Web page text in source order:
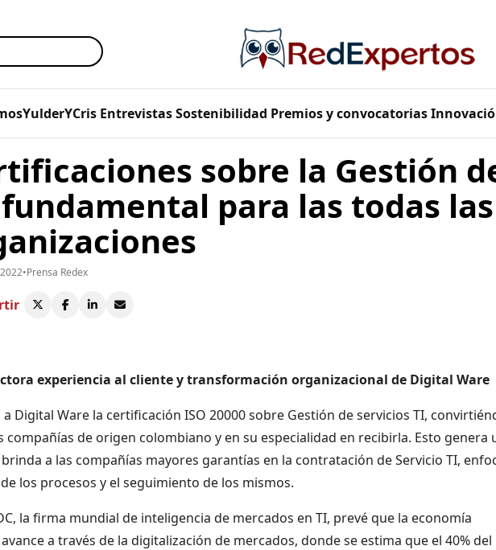
Entrevistas Sostenibilidad Premios y convocatorias
sobre la Gestión
para las todas las
•Prensa Redex
experiencia al cliente y transformación organizacional de Digital Ware
Digital Ware la certificación ISO 20000 sobre Gestión de servicios TI,
compañías de origen colombiano y en su especialidad en recibirla. Esto genera
a las compañías mayores garantías en la contratación de Servicio TI,
los procesos y el seguimiento de los mismos.
la firma mundial de inteligencia de mercados en TI, prevé que la economía
a través de la digitalización de mercados, donde se estima que el 40% del